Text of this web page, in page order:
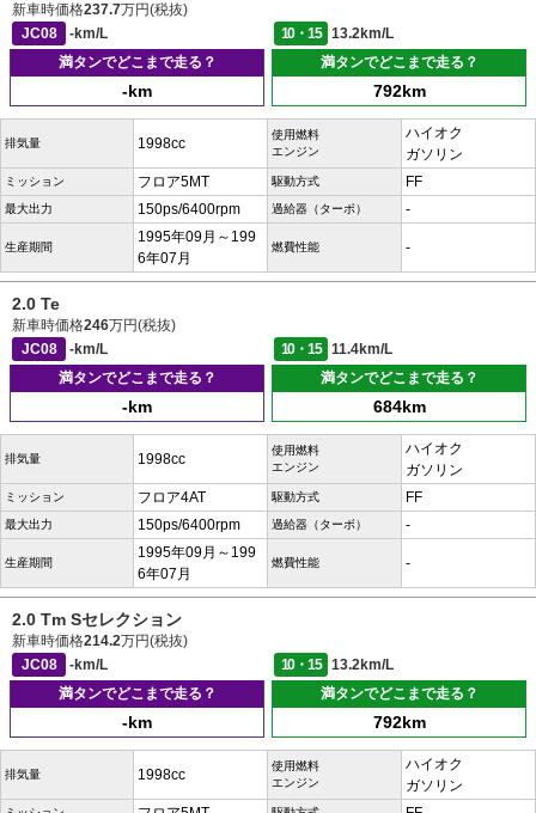
新車時価格237.7万円(税抜)
JC08
-km/L 10・15
13.2km/L
満タンでどこまで走る？
-km
満タンでどこまで走る？
792km
排気量 1998cc
使用燃料
エンジン
ハイオク
ガソリン
ミッション フロア5MT 駆動方式 FF
最大出力 150ps/6400rpm 過給器（ターボ） -
生産期間
1995年09月～199
6年07月
燃費性能 -
2.0 Te
新車時価格246万円(税抜)
JC08
-km/L 10・15
11.4km/L
満タンでどこまで走る？
-km
満タンでどこまで走る？
684km
排気量 1998cc
使用燃料
エンジン
ハイオク
ガソリン
ミッション フロア4AT 駆動方式 FF
最大出力 150ps/6400rpm 過給器（ターボ） -
生産期間
1995年09月～199
6年07月
燃費性能 -
2.0 Tm Sセレクション
新車時価格214.2万円(税抜)
JC08
-km/L 10・15
13.2km/L
満タンでどこまで走る？
-km
満タンでどこまで走る？
792km
排気量 1998cc
使用燃料
エンジン
ハイオク
ガソリン